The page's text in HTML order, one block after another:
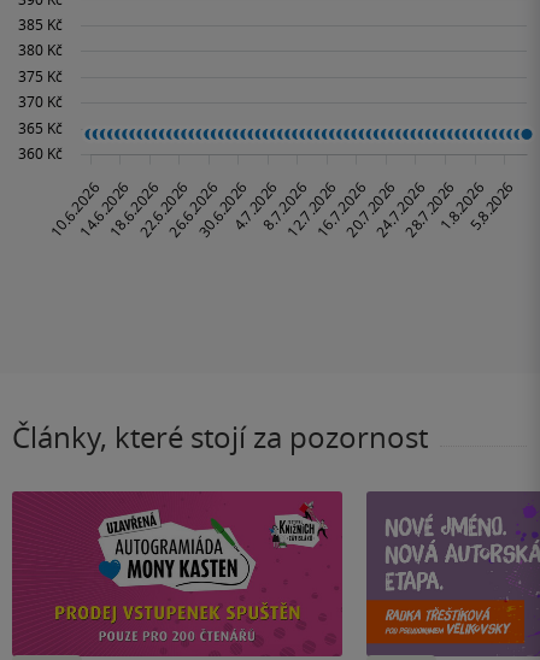
Články, které stojí za pozornost